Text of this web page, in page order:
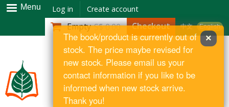
Skip to
main
content
Menu Log in Create account
中文 English
Empty S$ 0.00 Checkout
×
The book/product is currently out of
stock. The price maybe revised for
new stock. Please email us your
contact information if you like to be
informed when new stock arrive.
Thank you!